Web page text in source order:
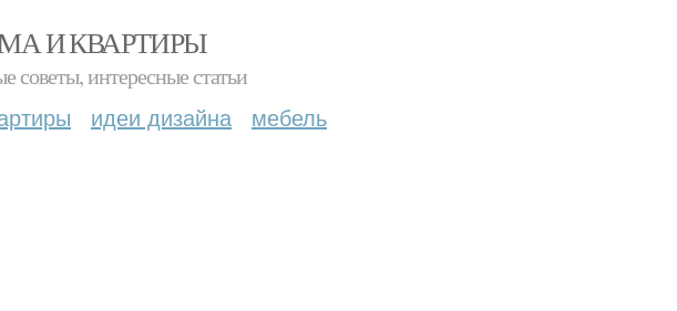
И КВАРТИРЫ
советы, интересные статьи
идеи дизайна мебель